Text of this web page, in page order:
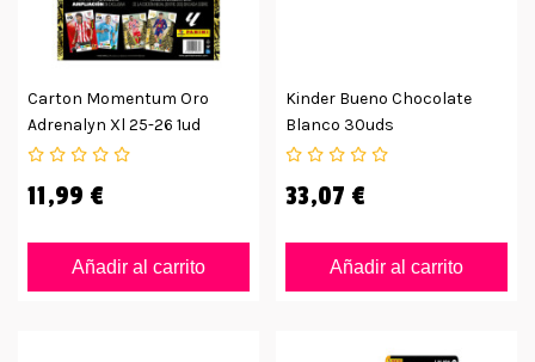
Carton Momentum Oro
Adrenalyn Xl 25-26 1ud
11,99 €
Añadir al carrito
Kinder Bueno Chocolate
Blanco 30uds
33,07 €
Añadir al carrito